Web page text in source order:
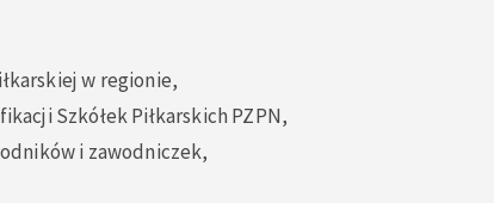
w regionie,
Szkółek Piłkarskich PZPN,
i zawodniczek,